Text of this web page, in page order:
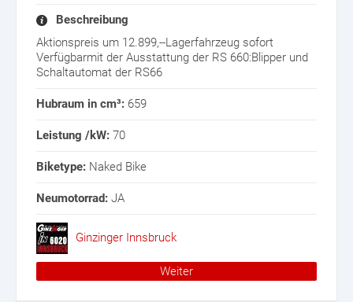
Beschreibung
Aktionspreis um 12.899,--Lagerfahrzeug sofort
Verfügbarmit der Ausstattung der RS 660:Blipper und
Schaltautomat der RS66
Hubraum in cm³: 659
Leistung /kW: 70
Biketype: Naked Bike
Neumotorrad: JA
Ginzinger Innsbruck
Weiter